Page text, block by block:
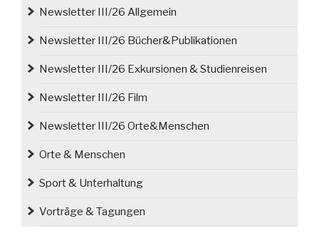
Newsletter III/26 Allgemein
Newsletter III/26 Bücher&Publikationen
Newsletter III/26 Exkursionen & Studienreisen
Newsletter III/26 Film
Newsletter III/26 Orte&Menschen
Orte & Menschen
Sport & Unterhaltung
Vorträge & Tagungen